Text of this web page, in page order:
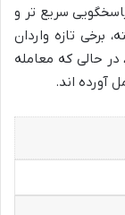
سریع تر و
برخی تازه واردان
در حالی که معامله
آورده اند.